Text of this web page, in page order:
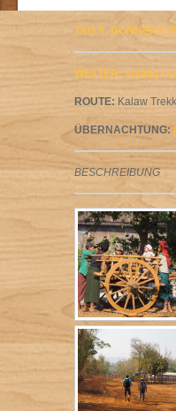
TAG 8 -
WETTER: sonnig /
ROUTE: Kalaw
ÜBERNACHTUNG:
BESCHREIBUNG